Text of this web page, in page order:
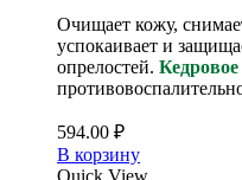
Очищает кожу,
успокаивает и
опрелостей.
594.00 ₽
В корзину
Quick View